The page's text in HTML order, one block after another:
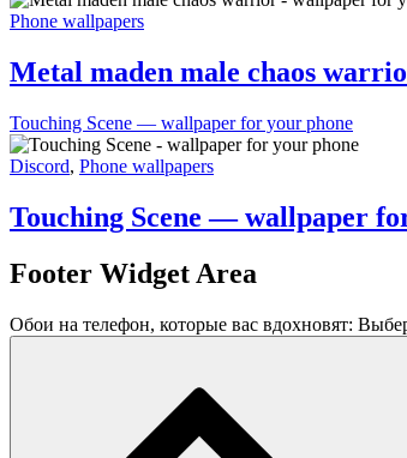
Phone wallpapers
Metal maden male chaos
Touching Scene — wallpaper for your phone
Discord, Phone wallpapers
Touching Scene — wallpaper
Footer Widget Area
Обои на телефон, которые вас вдохновят: